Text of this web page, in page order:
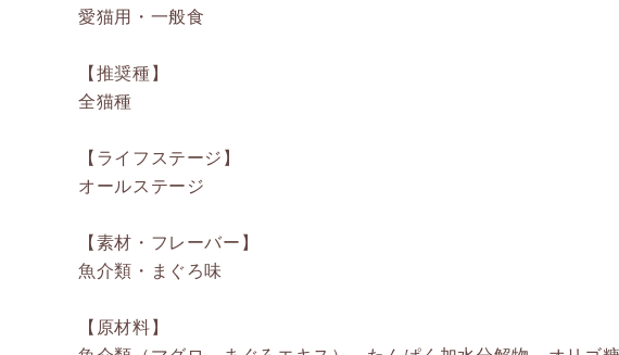
愛猫用・一般食
【推奨種】
全猫種
【ライフステージ】
オールステージ
【素材・フレーバー】
魚介類・まぐろ味
【原材料】